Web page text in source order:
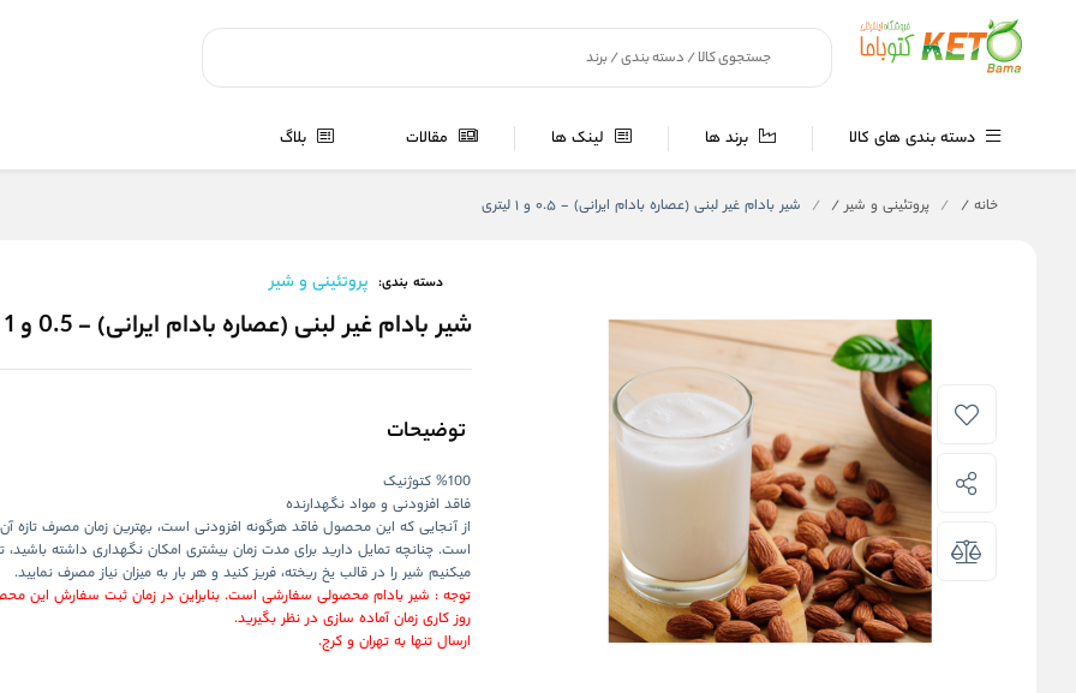
دسته بندی های کالا برند ها لینک ها مقالات بلاگ
خانه/ پروتئینی و شیر/ شیر بادام غیر لبنی (عصاره بادام ایرانی) - 0.5 و 1 لیتری
دسته بندی: پروتئینی و شیر
شیر بادام غیر لبنی (عصاره بادام ایرانی) - 0.5 و 1 لیتری
توضیحات
%100 کتوژنیک
فاقد افزودنی و مواد نگهدارنده
از آنجایی که این محصول فاقد هرگونه افزودنی است، بهترین زمان مصرف تازه آن
است. چنانچه تمایل دارید برای مدت زمان بیشتری امکان نگهداری داشته باشید،
میکنیم شیر را در قالب یخ ریخته، فریز کنید و هر بار به میزان نیاز مصرف نمایید.
توجه : شیر بادام محصولی سفارشی است. بنابراین در زمان ثبت سفارش این
روزکاری زمان آماده سازی در نظر بگیرید.
ارسال تنها به تهران و کرج.